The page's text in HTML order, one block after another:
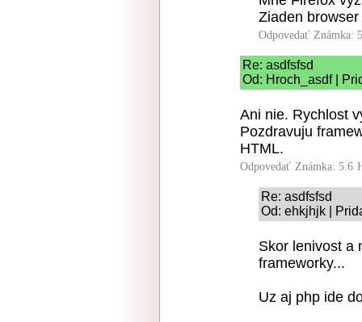
Ziaden
Odpovedať Známka:
Re: asdfsfsd
Od: Hroch_asdf |
Ani nie. Rychlost
Pozdravuju
HTML.
Odpovedať Známka: 5.6
Re: asdfsfsd
Od: ehkjhjk |
Skor lenivost a
frameworky...
Uz aj php ide